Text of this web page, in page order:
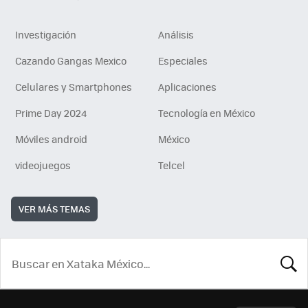
Investigación
Análisis
Cazando Gangas Mexico
Especiales
Celulares y Smartphones
Aplicaciones
Prime Day 2024
Tecnología en México
Móviles android
México
videojuegos
Telcel
VER MÁS TEMAS